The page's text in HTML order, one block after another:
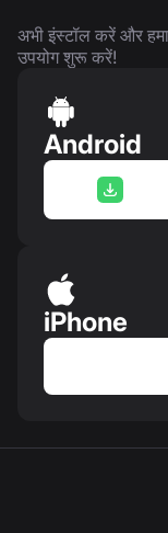
अभी इंस्टॉल करें और
उपयोग शुरू करें!
Android
iPhone